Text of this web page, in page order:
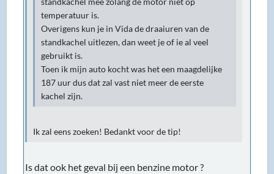
standkachel mee zolang de motor niet op
temperatuur is.
Overigens kun je in Vida de draaiuren van de
standkachel uitlezen, dan weet je of ie al veel
gebruikt is.
Toen ik mijn auto kocht was het een maagdelijke
187 uur dus dat zal vast niet meer de eerste
kachel zijn.
Ik zal eens zoeken! Bedankt voor de tip!
Is dat ook het geval bij een benzine motor ?